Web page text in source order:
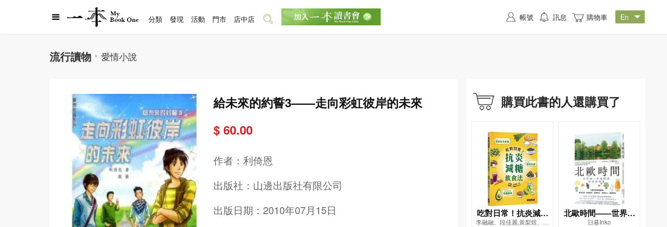
流行讀物 愛情小說
給未來的約誓3——走向彩虹彼岸的未來
$ 60.00
作者： 利倚恩
出版社： 山邊出版社有限公司
出版日期：2010年07月15日
購買此書的人還購買了
吃對日常！抗炎減糖
李融融、段佳麗,黃梨煜、顧
北歐時間——世界第
日暮Inko
分類 發現 活動 門市 店中店 帳號 訊息 購物車